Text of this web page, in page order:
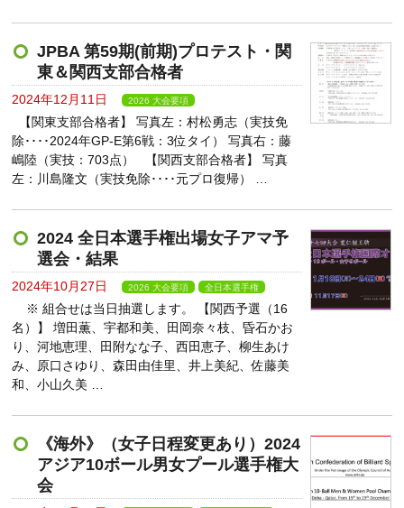
JPBA 第59期(前期)プロテスト・関
東＆関西支部合格者
2024年12月11日 2026 大会要項
【関東支部合格者】 写真左：村松勇志（実技免
除････2024年GP-E第6戦：3位タイ） 写真右：藤
嶋陸（実技：703点） 【関西支部合格者】 写真
左：川島隆文（実技免除････元プロ復帰） …
2024 全日本選手権出場女子アマ予
選会・結果
2024年10月27日 2026 大会要項 全日本選手権
※ 組合せは当日抽選します。 【関西予選（16
名）】 増田薫、宇都和美、田岡奈々枝、昏石かお
り、河地恵理、田附なな子、西田恵子、柳生あけ
み、原口さゆり、森田由佳里、井上美紀、佐藤美
和、小山久美 …
《海外》（女子日程変更あり）2024
アジア10ボール男女プール選手権大
会